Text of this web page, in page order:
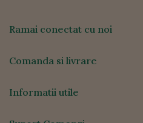
Ramai conectat cu noi
Comanda si livrare
Informatii utile